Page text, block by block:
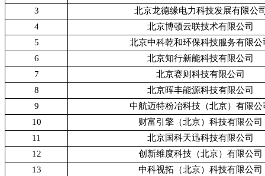
3
北京龙德缘电力科技发展有限公
4
北京博顿云联技术有限公司
5
北京中科乾和环保科技服务有限公
6
北京知行新能科技有限公司
7
北京赛则科技有限公司
8
北京晖丰能源科技有限公司
9
中航迈特粉冶科技（北京）有限公
10
财富引擎（北京）科技有限公司
11
北京国科天迅科技有限公司
12
创新维度科技（北京）有限公司
13
中科视拓（北京）科技有限公司